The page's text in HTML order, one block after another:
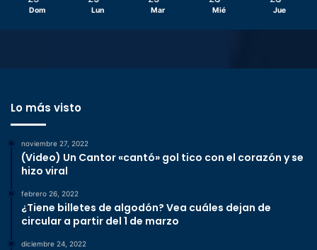
Dom Lun Mar Mié Jue
Lo más visto
noviembre 27, 2022
(Video) Un Cantor «cantó» gol tico con el corazón y se
hizo viral
febrero 26, 2022
¿Tiene billetes de algodón? Vea cuáles dejan de
circular a partir del 1 de marzo
diciembre 24, 2022